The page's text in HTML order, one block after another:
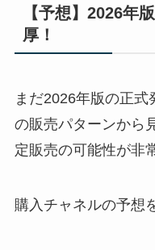
【予想】2026年
厚！
まだ2026年版の正
の販売パターンから
定販売の可能性が非
購入チャネルの予想